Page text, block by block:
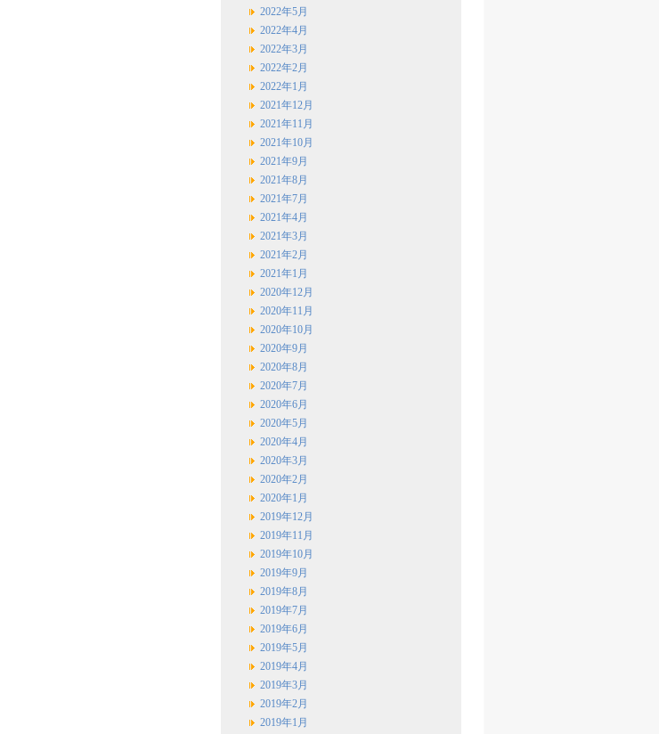
2022年5月
2022年4月
2022年3月
2022年2月
2022年1月
2021年12月
2021年11月
2021年10月
2021年9月
2021年8月
2021年7月
2021年4月
2021年3月
2021年2月
2021年1月
2020年12月
2020年11月
2020年10月
2020年9月
2020年8月
2020年7月
2020年6月
2020年5月
2020年4月
2020年3月
2020年2月
2020年1月
2019年12月
2019年11月
2019年10月
2019年9月
2019年8月
2019年7月
2019年6月
2019年5月
2019年4月
2019年3月
2019年2月
2019年1月